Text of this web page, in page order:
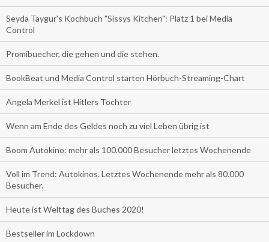
Seyda Taygur's Kochbuch "Sissys Kitchen": Platz 1 bei Media
Control
Promibuecher, die gehen und die stehen.
BookBeat und Media Control starten Hörbuch-Streaming-Chart
Angela Merkel ist Hitlers Tochter
Wenn am Ende des Geldes noch zu viel Leben übrig ist
Boom Autokino: mehr als 100.000 Besucher letztes Wochenende
Voll im Trend: Autokinos. Letztes Wochenende mehr als 80.000
Besucher.
Heute ist Welttag des Buches 2020!
Bestseller im Lockdown